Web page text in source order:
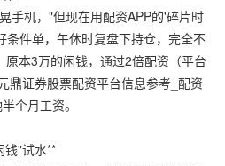
手机，"但现在用配资APP的'碎片时
条件单，午休时复盘下持仓，完全不
本3万的闲钱，通过2倍配资（平台
鼎证券股票配资平台信息参考_配资
个月工资。
钱"试水**